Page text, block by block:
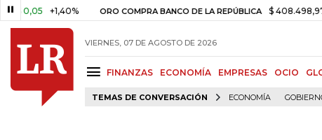
+1,40% ORO COMPRA BANCO DE LA REPÚBLICA $ 408.498,97 +$
VIERNES, 07 DE AGOSTO DE 2026
FINANZAS ECONOMÍA EMPRESAS OCIO
TEMAS DE CONVERSACIÓN ECONOMÍA